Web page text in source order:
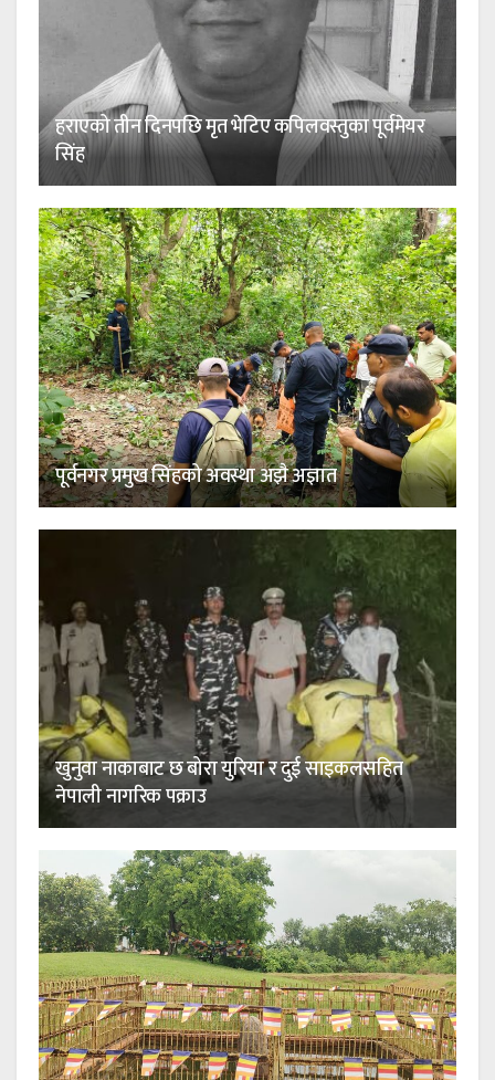
हराएको तीन दिनपछि मृत भेटिए कपिलवस्तुका पूर्वमेयर
सिंह
पूर्वनगर प्रमुख सिंहको अवस्था अझै अज्ञात
खुनुवा नाकाबाट छ बोरा युरिया र दुई साइकलसहित
नेपाली नागरिक पक्राउ